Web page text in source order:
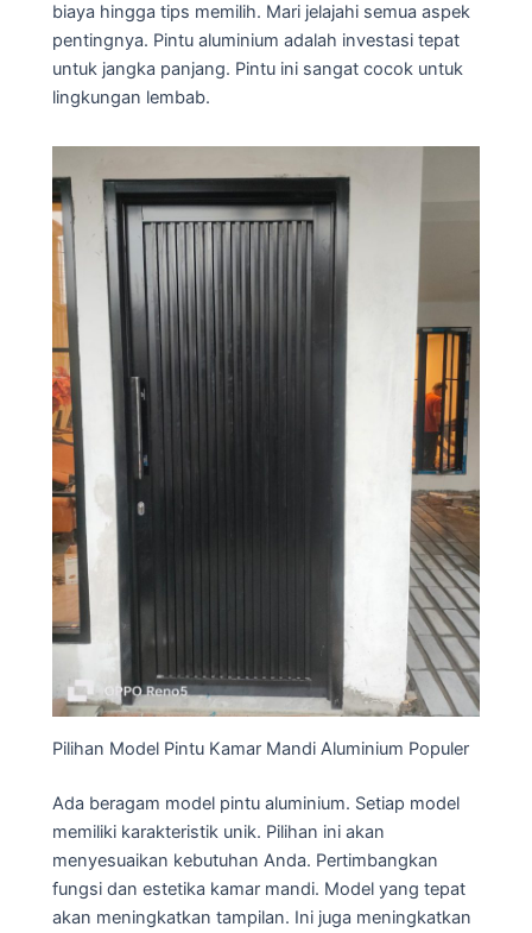
biaya hingga tips memilih. Mari jelajahi semua aspek
pentingnya. Pintu aluminium adalah investasi tepat
untuk jangka panjang. Pintu ini sangat cocok untuk
lingkungan lembab.
Pilihan Model Pintu Kamar Mandi Aluminium Populer
Ada beragam model pintu aluminium. Setiap model
memiliki karakteristik unik. Pilihan ini akan
menyesuaikan kebutuhan Anda. Pertimbangkan
fungsi dan estetika kamar mandi. Model yang tepat
akan meningkatkan tampilan. Ini juga meningkatkan